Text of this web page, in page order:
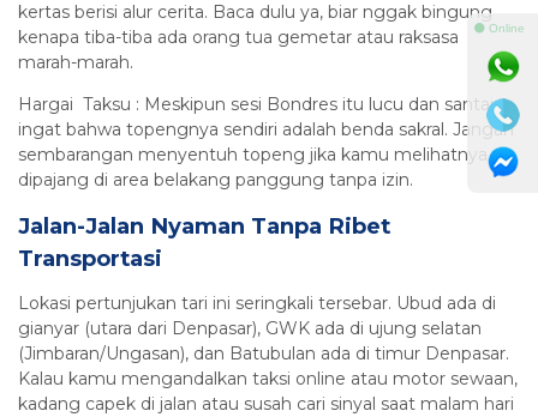
kertas berisi alur cerita. Baca dulu ya, biar nggak bingung
kenapa tiba-tiba ada orang tua gemetar atau raksasa
marah-marah.
Hargai Taksu : Meskipun sesi Bondres itu lucu dan santai,
ingat bahwa topengnya sendiri adalah benda sakral. Jangan
sembarangan menyentuh topeng jika kamu melihatnya
dipajang di area belakang panggung tanpa izin.
Jalan-Jalan Nyaman Tanpa Ribet
Transportasi
Lokasi pertunjukan tari ini seringkali tersebar. Ubud ada di
gianyar (utara dari Denpasar), GWK ada di ujung selatan
(Jimbaran/Ungasan), dan Batubulan ada di timur Denpasar.
Kalau kamu mengandalkan taksi online atau motor sewaan,
kadang capek di jalan atau susah cari sinyal saat malam hari
⚫ Online